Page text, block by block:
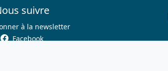
suivre
à la newsletter
Facebook